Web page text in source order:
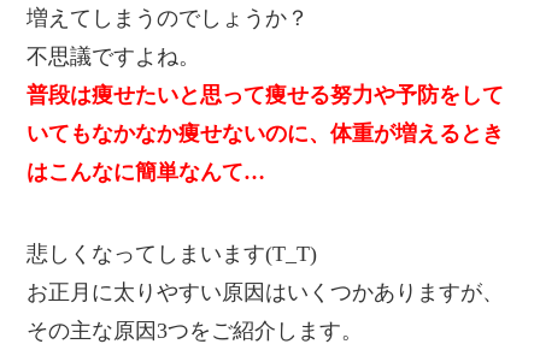
増えてしまうのでしょうか？
不思議ですよね。
普段は痩せたいと思って痩せる努力や予防をして
いてもなかなか痩せないのに、体重が増えるとき
はこんなに簡単なんて…
悲しくなってしまいます(T_T)
お正月に太りやすい原因はいくつかありますが、
その主な原因3つをご紹介します。